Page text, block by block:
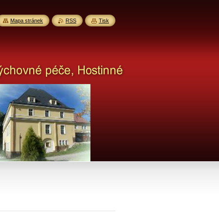
Mapa stránek RSS Tisk